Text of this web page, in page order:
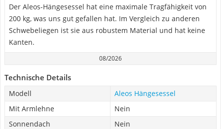
Der Aleos-Hängesessel hat eine maximale Tragfähigkeit von
200 kg, was uns gut gefallen hat. Im Vergleich zu anderen
Schwebeliegen ist sie aus robustem Material und hat keine
Kanten.
08/2026
Technische Details
Modell
Aleos Hängesessel
Mit Armlehne
Nein
Sonnendach
Nein